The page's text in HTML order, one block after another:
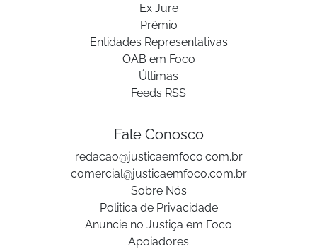
Ex Jure
Prêmio
Entidades Representativas
OAB em Foco
Últimas
Feeds RSS
Fale Conosco
redacao@justicaemfoco.com.br
comercial@justicaemfoco.com.br
Sobre Nós
Politica de Privacidade
Anuncie no Justiça em Foco
Apoiadores